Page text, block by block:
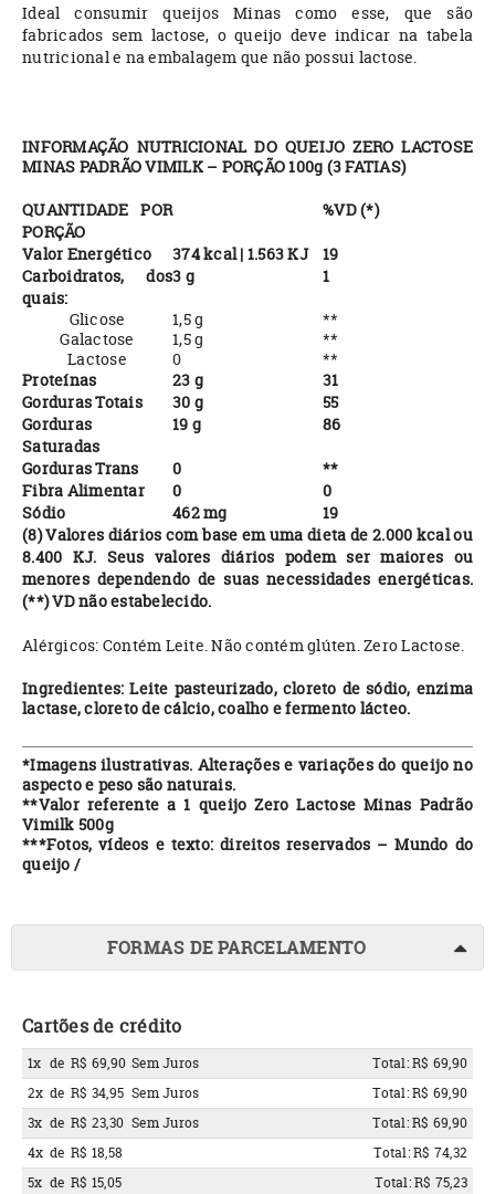
Ideal consumir queijos Minas como esse, que são
fabricados sem lactose, o queijo deve indicar na tabela
nutricional e na embalagem que não possui lactose.
INFORMAÇÃO NUTRICIONAL DO QUEIJO ZERO LACTOSE
MINAS PADRÃO VIMILK – PORÇÃO 100g (3 FATIAS)
QUANTIDADE POR
PORÇÃO
%VD (*)
Valor Energético 374 kcal | 1.563 KJ
19
Carboidratos, dos
quais:
3 g 1
Glicose 1,5 g
**
Galactose
1,5 g
**
Lactose
0
**
Proteínas
23 g
31
Gorduras Totais
30 g
55
Gorduras
Saturadas
19 g 86
Gorduras Trans 0
**
Fibra Alimentar
0
0
Sódio
462 mg
19
(8) Valores diários com base em uma dieta de 2.000 kcal ou
8.400 KJ. Seus valores diários podem ser maiores ou
menores dependendo de suas necessidades energéticas.
(**) VD não estabelecido.
Alérgicos: Contém Leite. Não contém glúten. Zero Lactose.
Ingredientes: Leite pasteurizado, cloreto de sódio, enzima
lactase, cloreto de cálcio, coalho e fermento lácteo.
*Imagens ilustrativas. Alterações e variações do queijo no
aspecto e peso são naturais.
**Valor referente a 1 queijo Zero Lactose Minas Padrão
Vimilk 500g
***Fotos, vídeos e texto: direitos reservados – Mundo do
queijo /
FORMAS DE PARCELAMENTO
Cartões de crédito
1x de R$ 69,90 Sem Juros
Total: R$ 69,90
2x de R$ 34,95 Sem Juros
Total: R$ 69,90
3x de R$ 23,30 Sem Juros
Total: R$ 69,90
4x de R$ 18,58
Total: R$ 74,32
5x de R$ 15,05
Total: R$ 75,23